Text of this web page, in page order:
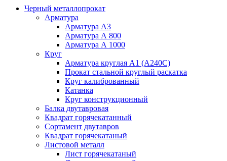
Черный металлопрокат
Арматура
Арматура А3
Арматура А 800
Арматура А 1000
Круг
Арматура круглая А1 (А240C)
Прокат стальной круглый раскатка
Круг калиброванный
Катанка
Круг конструкционный
Балка двутавровая
Квадрат горячекатанный
Сортамент двутавров
Квадрат горячекатаный
Листовой металл
Лист горячекатаный